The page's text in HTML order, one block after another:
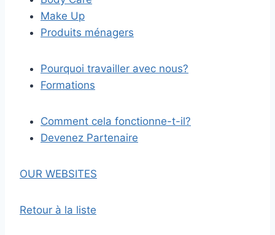
Make Up
Produits ménagers
Pourquoi travailler avec nous?
Formations
Comment cela fonctionne-t-il?
Devenez Partenaire
OUR WEBSITES
Retour à la liste